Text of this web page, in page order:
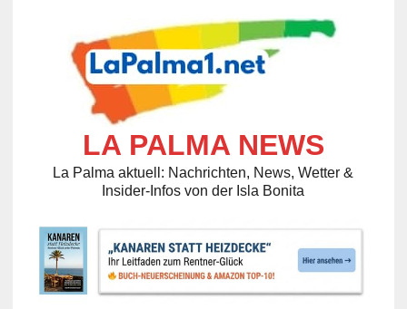
LA PALMA NEWS
La Palma aktuell: Nachrichten, News, Wetter &
Insider-Infos von der Isla Bonita